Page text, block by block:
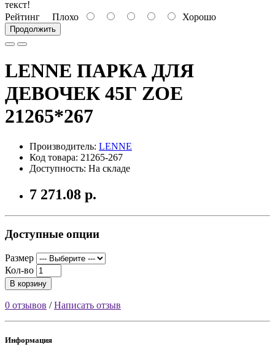
текст!
Рейтинг Плохо Хорошо
Продолжить
LENNE ПАРКА ДЛЯ
ДЕВОЧЕК 45Г ZOE
21265*267
Производитель: LENNE
Код товара: 21265-267
Доступность: На складе
7 271.08 р.
Доступные опции
Размер
Кол-во
В корзину
0 отзывов /Написать отзыв
Информация